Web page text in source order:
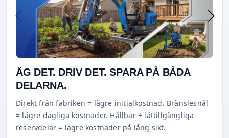
ÄG DET. DRIV DET. SPARA PÅ BÅDA
DELARNA.
Direkt från fabriken = lägre initialkostnad. Bränslesnål
= lägre dagliga kostnader. Hållbar + lättillgängliga
reservdelar = lägre kostnader på lång sikt.